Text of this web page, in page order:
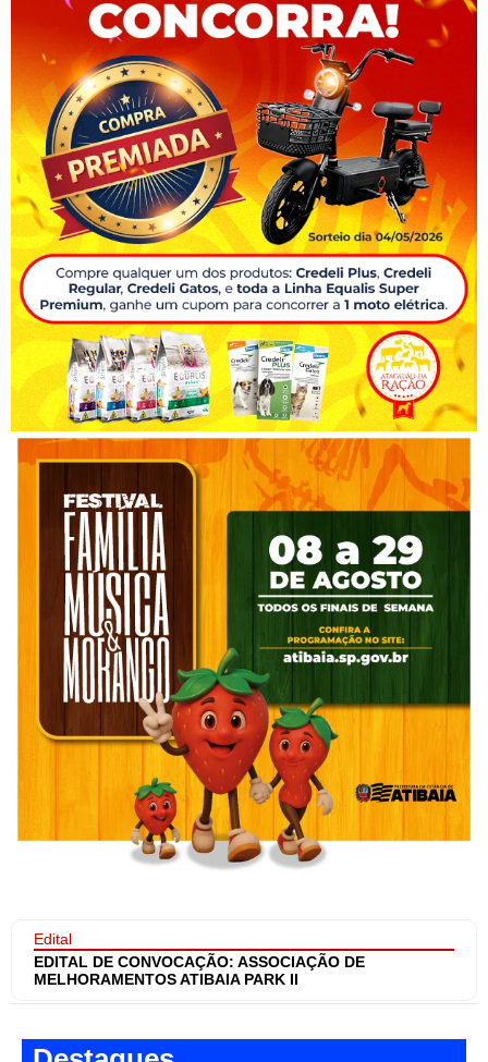
Edital
EDITAL DE CONVOCAÇÃO: ASSOCIAÇÃO DE
MELHORAMENTOS ATIBAIA PARK II